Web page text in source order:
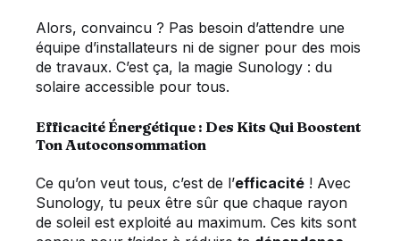
Alors, convaincu ? Pas besoin d’attendre une
équipe d’installateurs ni de signer pour des mois
de travaux. C’est ça, la magie Sunology : du
solaire accessible pour tous.
Efficacité Énergétique : Des Kits Qui Boostent
Ton Autoconsommation
Ce qu’on veut tous, c’est de l’efficacité ! Avec
Sunology, tu peux être sûr que chaque rayon
de soleil est exploité au maximum. Ces kits sont